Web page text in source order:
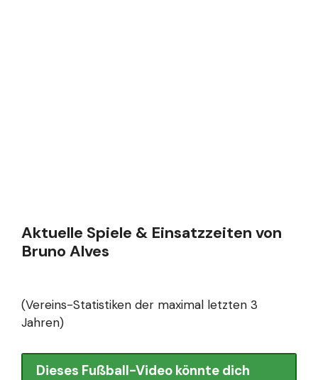
Aktuelle Spiele & Einsatzzeiten von
Bruno Alves
(Vereins-Statistiken der maximal letzten 3
Jahren)
Dieses Fußball-Video könnte dich